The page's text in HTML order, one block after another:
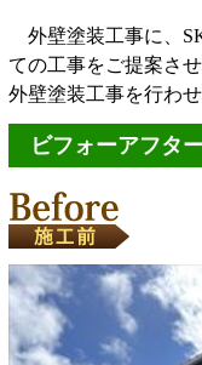
外壁塗装工事に、
ての工事をご提案さ
外壁塗装工事を行わ
ビフォーアフタ